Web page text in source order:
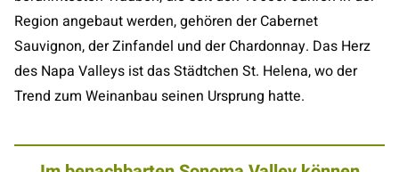
Region angebaut werden, gehören der Cabernet
Sauvignon, der Zinfandel und der Chardonnay. Das Herz
des Napa Valleys ist das Städtchen St. Helena, wo der
Trend zum Weinanbau seinen Ursprung hatte.